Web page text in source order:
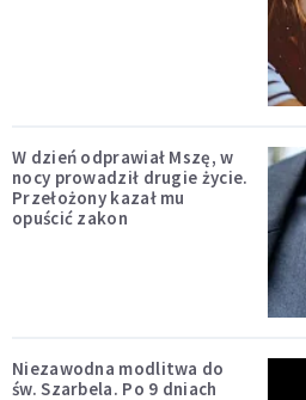
W dzień odprawiał Mszę, w
nocy prowadził drugie życie.
Przełożony kazał mu
opuścić zakon
Niezawodna modlitwa do
św. Szarbela. Po 9 dniach